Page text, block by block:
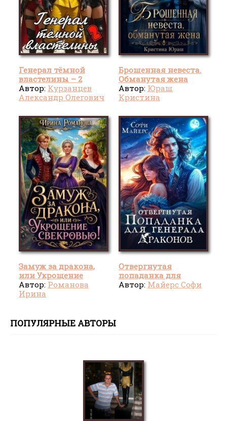
Генерал тёмной
властелины – 2
Автор: Курзанцев
Александр Олегович
Брошенная невеста.
Обманутая жена
Автор: Юраш
Кристина
Замуж за дракона,
или Укрощение
свекровью!
Автор: Романова
Ирина
Отвергнутая
попаданка для
генерала драконов
Автор: Майерс Софи
ПОПУЛЯРНЫЕ АВТОРЫ